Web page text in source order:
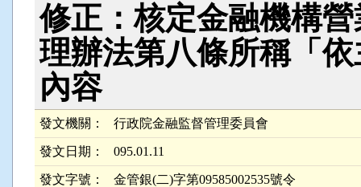
修正：核定金融機構
理辦法第八條所稱「
內容
發文機關： 行政院金融監督管理委員會
發文日期： 095.01.11
發文字號： 金管銀(二)字第09585002535號令